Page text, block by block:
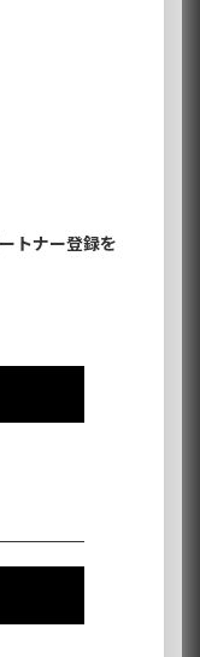
トナー登録を